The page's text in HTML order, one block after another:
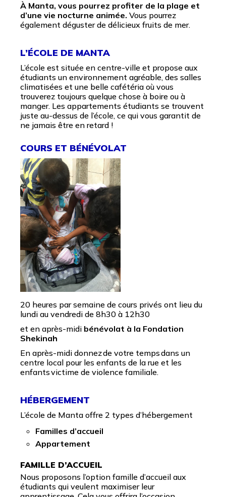
À Manta, vous pourrez profiter de la plage et
d’une vie nocturne animée. Vous pourrez
également déguster de délicieux fruits de mer.
L’ÉCOLE DE MANTA
L’école est située en centre-ville et propose aux
étudiants un environnement agréable, des salles
climatisées et une belle cafétéria où vous
trouverez toujours quelque chose à boire ou à
manger. Les appartements étudiants se trouvent
juste au-dessus de l’école, ce qui vous garantit de
ne jamais être en retard !
COURS ET BÉNÉVOLAT
20 heures par semaine de cours privés ont lieu du
lundi au vendredi de 8h30 à 12h30
et en après-midi bénévolat à la Fondation
Shekinah
En après-midi donnez de votre temps dans un
centre local pour les enfants de la rue et les
enfants victime de violence familiale.
HÉBERGEMENT
L’école de Manta offre 2 types d’hébergement
Familles d’accueil
Appartement
FAMILLE D’ACCUEIL
Nous proposons l’option famille d’accueil aux
étudiants qui veulent maximiser leur